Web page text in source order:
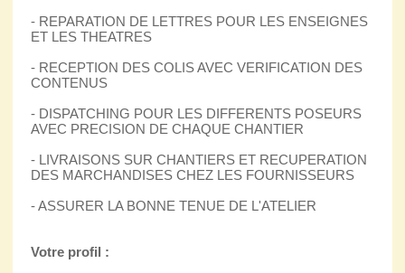
- REPARATION DE LETTRES POUR LES ENSEIGNES
ET LES THEATRES
- RECEPTION DES COLIS AVEC VERIFICATION DES
CONTENUS
- DISPATCHING POUR LES DIFFERENTS POSEURS
AVEC PRECISION DE CHAQUE CHANTIER
- LIVRAISONS SUR CHANTIERS ET RECUPERATION
DES MARCHANDISES CHEZ LES FOURNISSEURS
- ASSURER LA BONNE TENUE DE L'ATELIER
Votre profil :